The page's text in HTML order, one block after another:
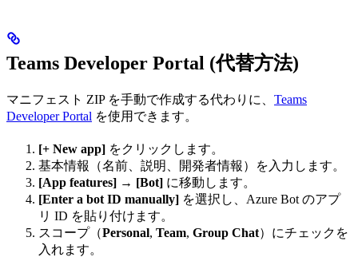
Teams Developer Portal (代替方法)
マニフェスト ZIP を手動で作成する代わりに、 Teams
Developer Portal を使用できます。
[+ New app] をクリックします。
基本情報（名前、説明、開発者情報）を入力します。
[App features] → [Bot] に移動します。
[Enter a bot ID manually] を選択し、Azure Bot のアプ
リ ID を貼り付けます。
スコープ（Personal, Team, Group Chat）にチェックを
入れます。